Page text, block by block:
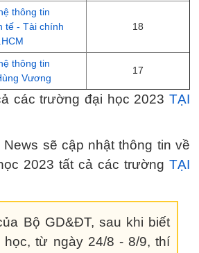
thông tin
tế - Tài chính
18
thông tin
Vương
17
các trường đại học 2023 TẠI
sẽ cập nhật thông tin về
2023 tất cả các trường TẠI
Bộ GD&ĐT, sau khi biết
học, từ ngày 24/8 - 8/9, thí